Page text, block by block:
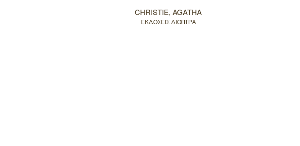
CHRISTIE, AGATHA
ΕΚΔΟΣΕΙΣ ΔΙΟΠΤΡΑ